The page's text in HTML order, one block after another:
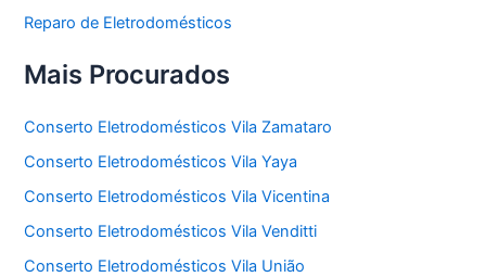
Reparo de Eletrodomésticos
Mais Procurados
Conserto Eletrodomésticos Vila Zamataro
Conserto Eletrodomésticos Vila Yaya
Conserto Eletrodomésticos Vila Vicentina
Conserto Eletrodomésticos Vila Venditti
Conserto Eletrodomésticos Vila União